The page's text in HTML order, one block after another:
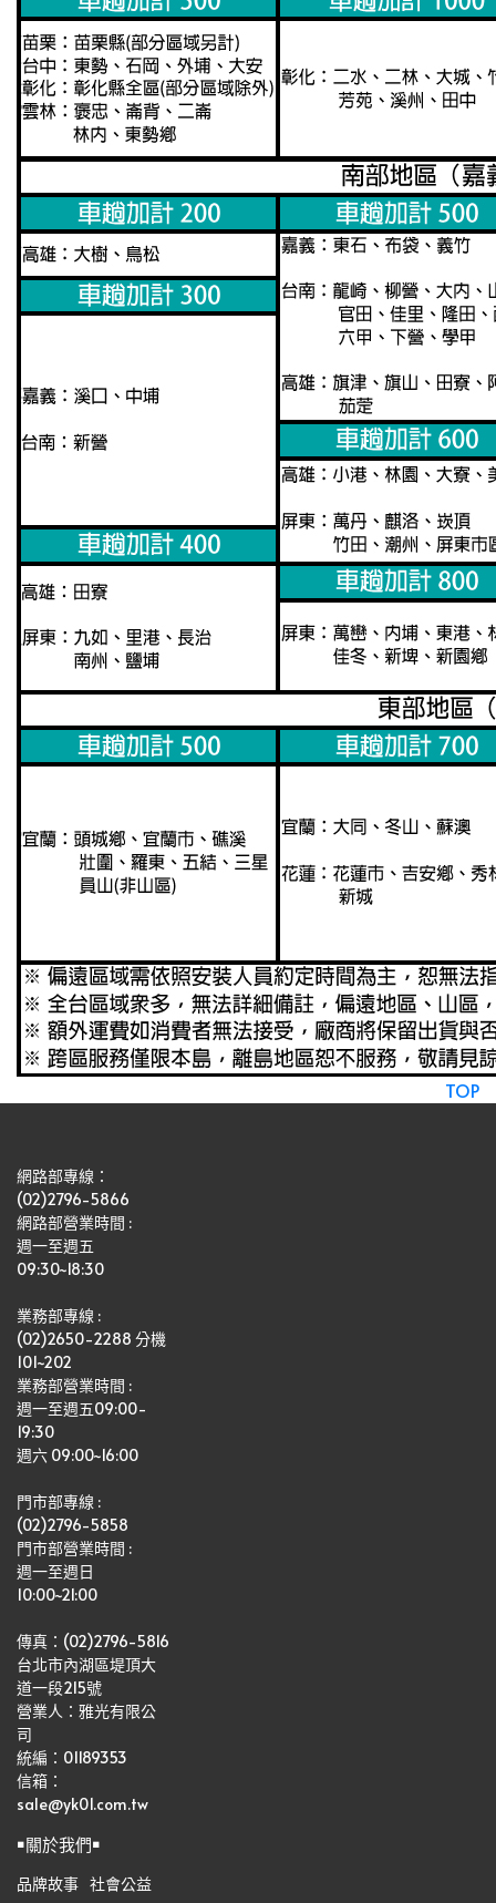
TOP
網路部專線：
(02)2796-5866
網路部營業時間 :
週一至週五
09:30~18:30
業務部專線 :
(02)2650-2288 分機
101~202
業務部營業時間 :
週一至週五09:00-
19:30
週六 09:00~16:00
門市部專線 :
(02)2796-5858
門市部營業時間 :
週一至週日
10:00~21:00
傳真：(02)2796-5816
台北市內湖區堤頂大
道一段215號
營業人：雅光有限公
司
統編：01189353
信箱：
sale@yk01.com.tw
￭關於我們￭
品牌故事 社會公益